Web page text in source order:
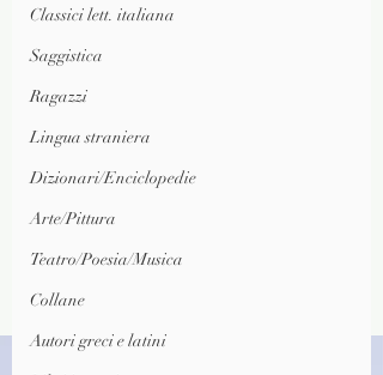
Classici lett. italiana
Saggistica
Ragazzi
Lingua straniera
Dizionari/Enciclopedie
Arte/Pittura
Teatro/Poesia/Musica
Collane
Autori greci e latini